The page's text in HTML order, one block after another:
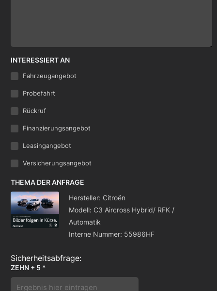
INTERESSIERT AN
Fahrzeugangebot
Probefahrt
Rückruf
Finanzierungsangebot
Leasingangebot
Versicherungsangebot
THEMA DER ANFRAGE
Hersteller: Citroën
Modell: C3 Aircross Hybrid/ RFK /
Automatik
Interne Nummer: 55986HF
ZEHN + 5 *